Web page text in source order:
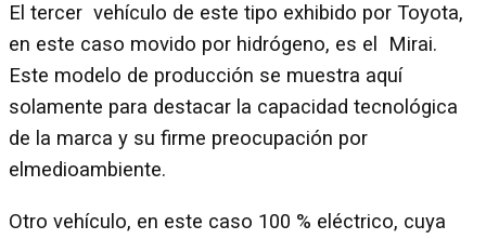
El tercer vehículo de este tipo exhibido por Toyota,
en este caso movido por hidrógeno, es el Mirai.
Este modelo de producción se muestra aquí
solamente para destacar la capacidad tecnológica
de la marca y su firme preocupación por
elmedioambiente.
Otro vehículo, en este caso 100 % eléctrico, cuya